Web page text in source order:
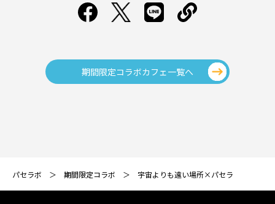
期間限定コラボカフェ一覧へ
パセラボ 期間限定コラボ 宇宙よりも遠い場所×パセラ